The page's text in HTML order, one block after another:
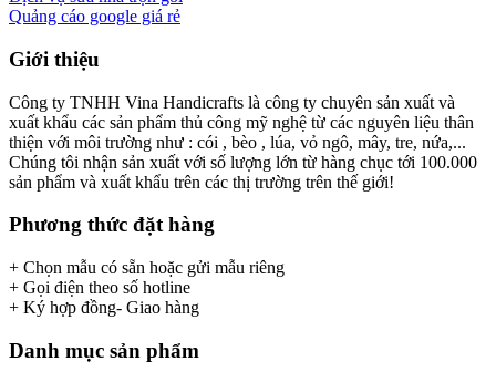
Quảng cáo google giá rẻ
Giới thiệu
Công ty TNHH Vina Handicrafts là công ty chuyên sản xuất và
xuất khẩu các sản phẩm thủ công mỹ nghệ từ các nguyên liệu thân
thiện với môi trường như : cói , bèo , lúa, vỏ ngô, mây, tre, nứa,...
Chúng tôi nhận sản xuất với số lượng lớn từ hàng chục tới 100.000
sản phẩm và xuất khẩu trên các thị trường trên thế giới!
Phương thức đặt hàng
+ Chọn mẫu có sẵn hoặc gửi mẫu riêng
+ Gọi điện theo số hotline
+ Ký hợp đồng- Giao hàng
Danh mục sản phẩm